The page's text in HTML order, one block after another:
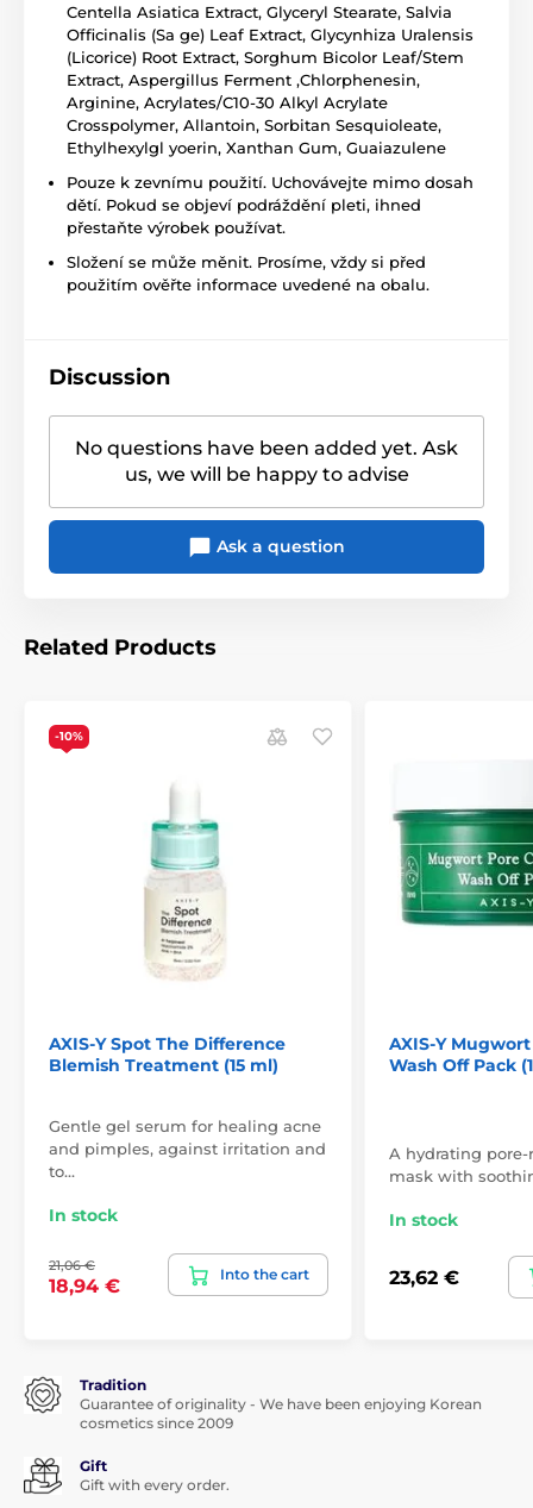
Centella Asiatica Extract, Glyceryl Stearate, Salvia
Officinalis (Sa ge) Leaf Extract, Glycynhiza Uralensis
(Licorice) Root Extract, Sorghum Bicolor Leaf/Stem
Extract, Aspergillus Ferment ,Chlorphenesin,
Arginine, Acrylates/C10-30 Alkyl Acrylate
Crosspolymer, Allantoin, Sorbitan Sesquioleate,
Ethylhexylgl yoerin, Xanthan Gum, Guaiazulene
Pouze k zevnímu použití. Uchovávejte mimo dosah
dětí. Pokud se objeví podráždění pleti, ihned
přestaňte výrobek používat.
Složení se může měnit. Prosíme, vždy si před
použitím ověřte informace uvedené na obalu.
Discussion
No questions have been added yet. Ask
us, we will be happy to advise
Ask a question
Related Products
-10%
AXIS-Y Spot The Difference
Blemish Treatment (15 ml)
Gentle gel serum for healing acne
and pimples, against irritation and
to…
In stock
21,06 €
18,94 €
Into the cart
AXIS-Y
Wash Off Pack
A hydrating
mask with
In stock
23,62 €
Tradition
Guarantee of originality - We have been enjoying Korean
cosmetics since 2009
Gift
Gift with every order.